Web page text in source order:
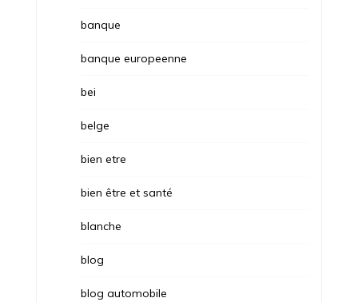
banque
banque europeenne
bei
belge
bien etre
bien être et santé
blanche
blog
blog automobile